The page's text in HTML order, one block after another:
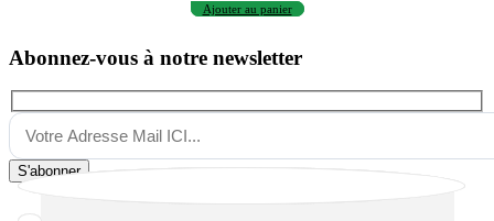
Ajouter au panier
Abonnez-vous à notre newsletter
S'abonner